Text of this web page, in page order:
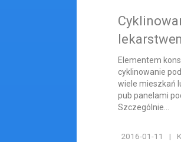
Elementem
cyklinowanie
wiele mieszkań
pub panelami
Szczególnie...
2016-01-11 |